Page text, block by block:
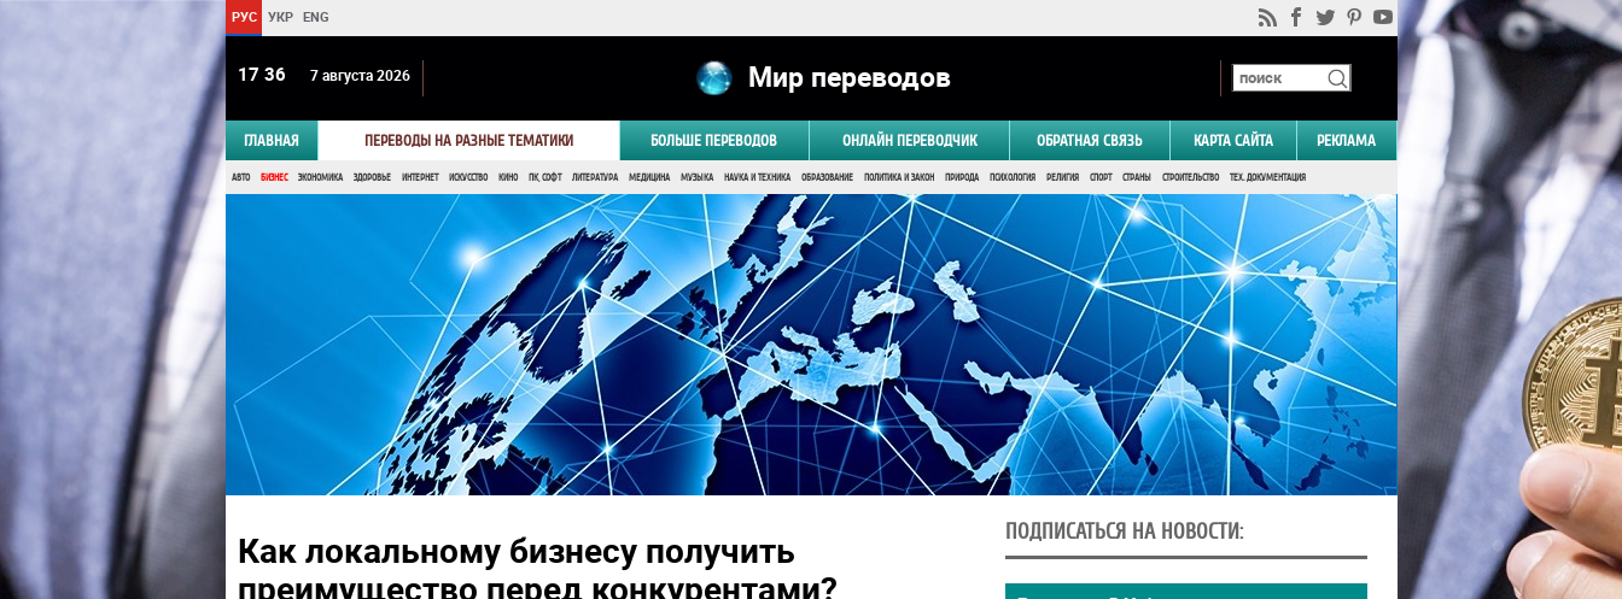
РУС УКР ENG
17 36 7 августа 2026 Мир переводов
ГЛАВНАЯ ПЕРЕВОДЫ НА РАЗНЫЕ ТЕМАТИКИ БОЛЬШЕ ПЕРЕВОДОВ ОНЛАЙН ПЕРЕВОДЧИК ОБРАТНАЯ СВЯЗЬ КАРТА САЙТА РЕКЛАМА
АВТО БИЗНЕС ЭКОНОМИКА ЗДОРОВЬЕ ИНТЕРНЕТ ИСКУССТВО КИНО ПК, СОФТ ЛИТЕРАТУРА МЕДИЦИНА МУЗЫКА НАУКА И ТЕХНИКА ОБРАЗОВАНИЕ ПОЛИТИКА И ЗАКОН ПРИРОДА ПСИХОЛОГИЯ РЕЛИГИЯ СПОРТ СТРАНЫ СТРОИТЕЛЬСТВО ТЕХ. ДОКУМЕНТАЦИЯ
Как локальному бизнесу получить
преимущество перед конкурентами?
ПОДПИСАТЬСЯ НА НОВОСТИ: